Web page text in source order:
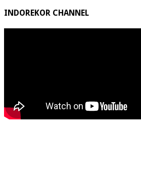
INDOREKOR CHANNEL